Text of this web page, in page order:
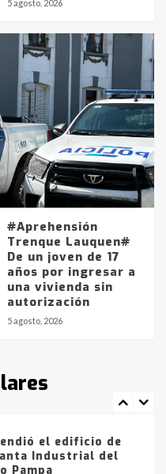
5 agosto, 2026
#Aprehensión
Trenque Lauquen#
De un joven de 17
años por ingresar a
una vivienda sin
autorización
5 agosto, 2026
fueron
lunes
5: falleció un
Lauquen
combustibles en
YPF hasta Axion
pesos
de Bahía
Agosto vendrá
en gran parte
por
de drogas en la
el edificio de
Industrial del
Pampa